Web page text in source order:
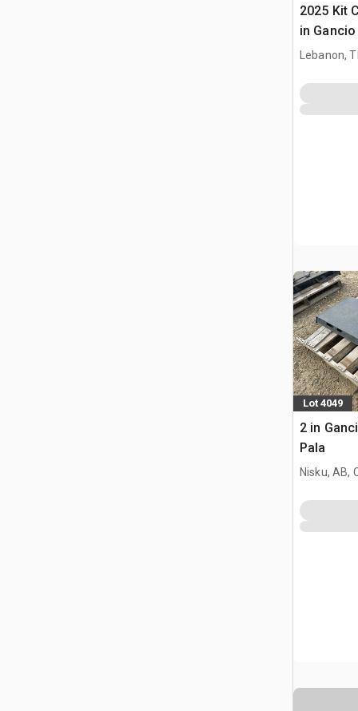
2025 Kit
in
Pala
Lebanon,
Lot 4049
2 in
Pala
Nisku, AB,